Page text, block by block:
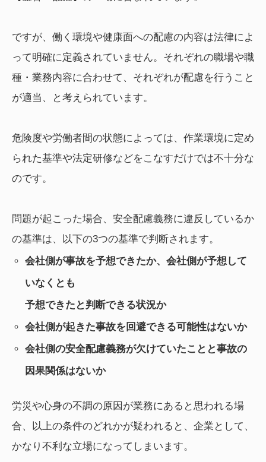
ですが、働く環境や健康面への配慮の内容は法律によ
って明確に定義されていません。それぞれの職場や職
種・業務内容に合わせて、それぞれが配慮を行うこと
が適当、と考えられています。
危険度や労働者間の状態によっては、作業環境に定め
られた基準や法定研修などをこなすだけでは不十分な
のです。
問題が起こった場合、安全配慮義務に違反しているか
の基準は、以下の3つの基準で判断されます。
会社側が事故を予想できたか、会社側が予想して
いなくとも
予想できたと判断できる状況か
会社側が起きた事故を回避できる可能性はないか
会社側の安全配慮義務が欠けていたことと事故の
因果関係はないか
労災や心身の不調の原因が業務にあると思われる場
合、以上の条件のどれかが疑われると、企業として、
かなり不利な立場になってしまいます。